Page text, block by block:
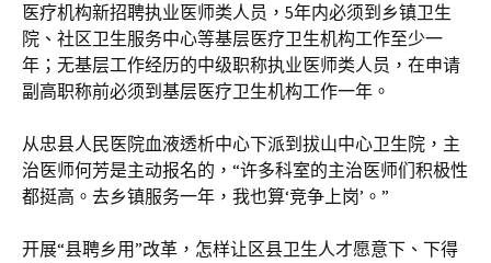
医疗机构新招聘执业医师类人员，5年内必须到乡镇卫生
院、社区卫生服务中心等基层医疗卫生机构工作至少一
年；无基层工作经历的中级职称执业医师类人员，在申请
副高职称前必须到基层医疗卫生机构工作一年。
从忠县人民医院血液透析中心下派到拔山中心卫生院，主
治医师何芳是主动报名的，“许多科室的主治医师们积极性
都挺高。去乡镇服务一年，我也算‘竞争上岗’。”
开展“县聘乡用”改革，怎样让区县卫生人才愿意下、下得